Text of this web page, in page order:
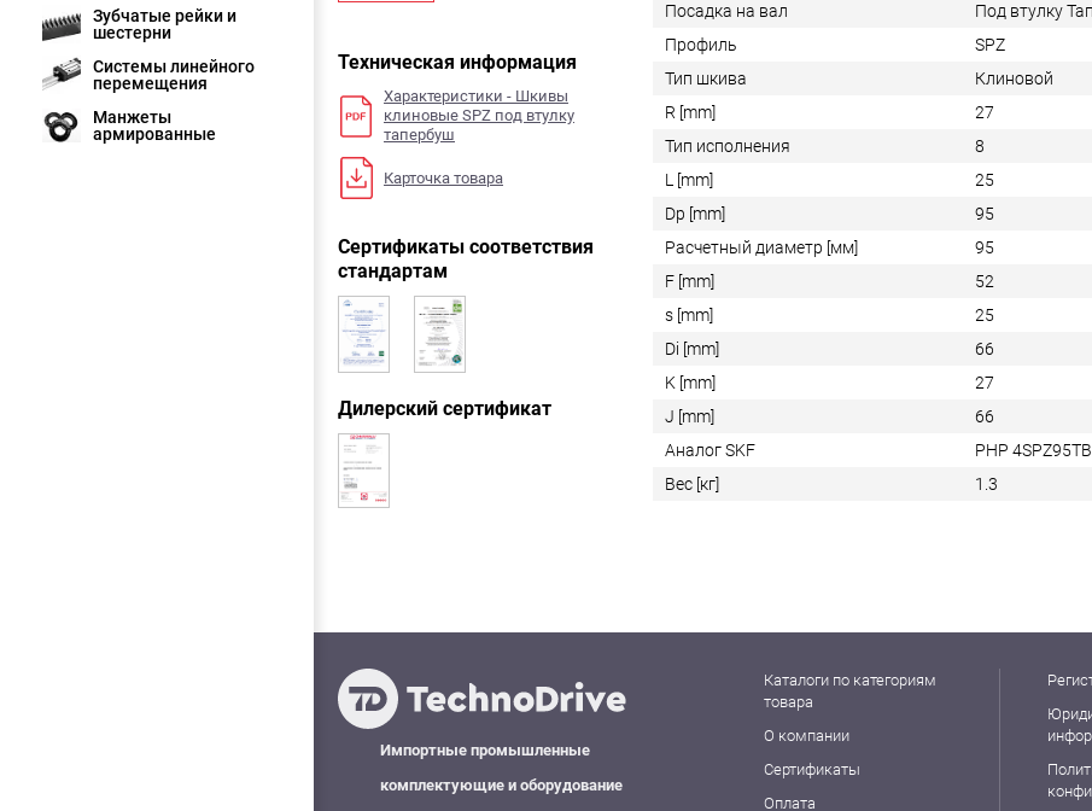
Зубчатые рейки и
шестерни
Системы линейного
перемещения
Манжеты
армированные
Техническая информация
Характеристики - Шкивы
клиновые SPZ под втулку
тапербуш
Карточка товара
Сертификаты соответствия
стандартам
Дилерский сертификат
Посадка на вал
Под втулку
Профиль
SPZ
Тип шкива
Клиновой
R [mm]
27
Тип исполнения
8
L [mm]
25
Dp [mm]
95
Расчетный диаметр [мм]
95
F [mm]
52
s [mm]
25
Di [mm]
66
K [mm]
27
J [mm]
66
Аналог SKF
PHP 4SPZ95TB
Вес [кг]
1.3
Импортные промышленные
комплектующие и оборудование
Каталоги по категориям
товара
О компании
Сертификаты
Оплата